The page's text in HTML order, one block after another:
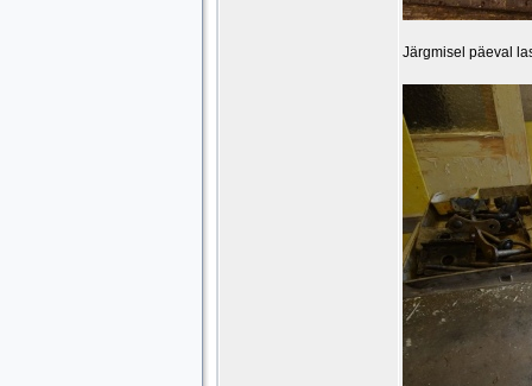
Järgmisel päeval